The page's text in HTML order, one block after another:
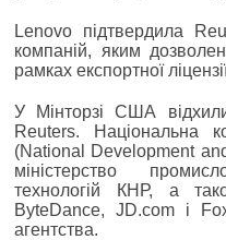
Lenovo підтвердила
компаній, яким
рамках експортної
У Мінторзі США
Reuters. Національна
(National Development
міністерство
технологій КНР, а
ByteDance, JD.com і
агентства.